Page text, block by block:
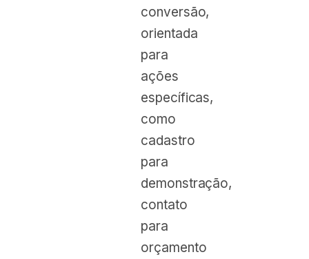
conversão,
orientada
para
ações
específicas,
como
cadastro
para
demonstração,
contato
para
orçamento